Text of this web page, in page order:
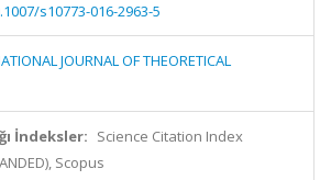
s10773-016-2963-5
JOURNAL OF THEORETICAL
İndeksler: Science Citation Index
Scopus